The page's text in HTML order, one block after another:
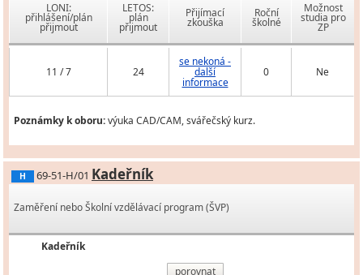
LONI:
přihlášení/plán
přijmout
LETOS:
plán
přijmout
Přijímací
zkouška
Roční
školné
Možnost
studia pro
ZP
11 / 7 24
se nekoná -
další
informace
0 Ne
Poznámky k oboru:výuka CAD/CAM, svářečský kurz.
H 69-51-H/01 Kadeřník
Zaměření nebo Školní vzdělávací program (ŠVP)
Kadeřník
porovnat